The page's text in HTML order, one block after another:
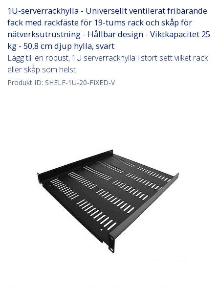
1U-serverrackhylla - Universellt ventilerat fribärande
fack med rackfäste för 19-tums rack och skåp för
nätverksutrustning - Hållbar design - Viktkapacitet 25
kg - 50,8 cm djup hylla, svart
Lägg till en robust, 1U serverrackhylla i stort sett vilket rack
eller skåp som helst
Produkt ID: SHELF-1U-20-FIXED-V